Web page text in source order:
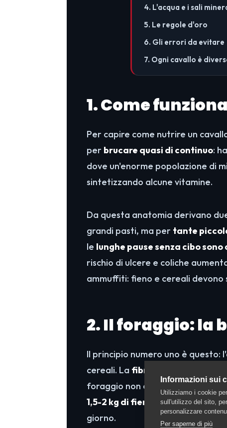
4. L'acqua e i sali
5. Le regole d'oro
6. Gli errori da evitare
7. Ogni cavallo è
1. Come
Per capire come nutrire un
per brucare quasi di continuo:
dove un'enorme popolazione di
sintetizzando alcune vitamine.
Da questa anatomia derivano
grandi pasti, ma per tante
le lunghe pause senza cibo sono
rischio di ulcere e coliche
ammuffiti: fieno e cereali
2. Il foraggio: la
Il principio numero uno è questo:
cereali. La fibra
foraggio non dovrebbe mai
1,5-2 kg di fieno ogni 100 kg di
giorno.
Informazioni sui
Utilizziamo i cookie
sull'utilizzo del sito,
personalizzare
Per saperne di più